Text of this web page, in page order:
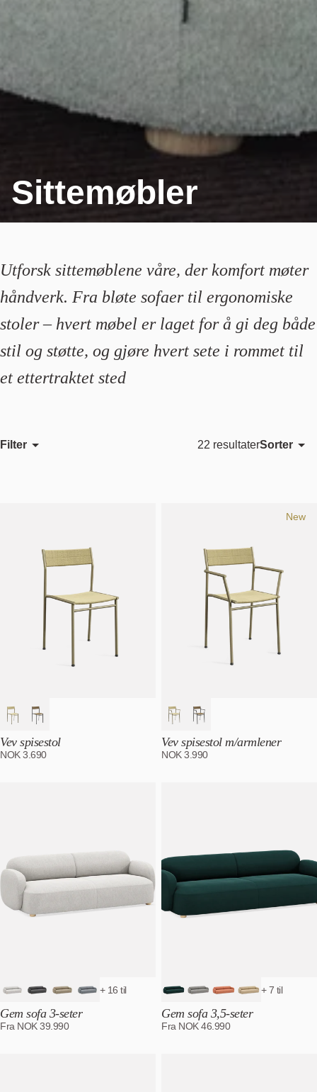
Sittemøbler
Utforsk sittemøblene våre, der komfort møter
håndverk. Fra bløte sofaer til ergonomiske
stoler – hvert møbel er laget for å gi deg både
stil og støtte, og gjøre hvert sete i rommet til
et ettertraktet sted
Filter 22 resultaterSorter
Pris, lav til høy
Pris, høy til lav
Dato, gammel til ny
Dato, ny til gammel
Vev spisestol
NOK3.690
New
Vev spisestol m/armlener
NOK3.990
+ 16 til
Gem sofa 3-seter
Fra NOK39.990
+ 7 til
Gem sofa 3,5-seter
Fra NOK46.990